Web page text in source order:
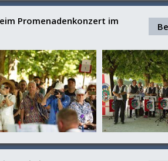
Promenadenkonzert im